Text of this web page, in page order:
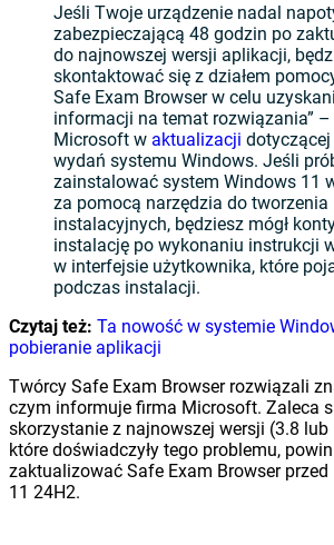
Jeśli Twoje urządzenie nadal
zabezpieczającą 48 godzin po
do najnowszej wersji aplikacji,
skontaktować się z działem
Safe Exam Browser w celu
informacji na temat rozwiązania”
Microsoft w aktualizacji
wydań systemu Windows. Jeśli
zainstalować system Windows 11
za pomocą narzędzia do
instalacyjnych, będziesz mógł
instalację po wykonaniu instrukcji
w interfejsie użytkownika, które
podczas instalacji.
Czytaj też: Ta nowość w systemie
pobieranie aplikacji
Twórcy Safe Exam Browser rozwiązali
czym informuje firma Microsoft. Zaleca
skorzystanie z najnowszej wersji (3.8 lub
które doświadczyły tego problemu,
zaktualizować Safe Exam Browser
11 24H2.